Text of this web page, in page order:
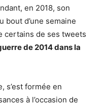
en 2018, son
bout d’une semaine
certains de ses tweets
de 2014 dans la
s’est formée en
à l’occasion de